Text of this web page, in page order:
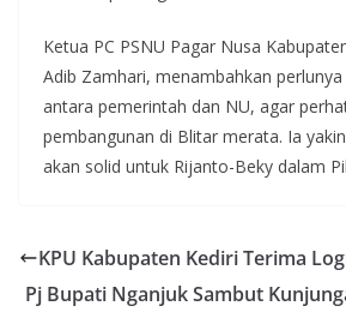
Ketua PC PSNU Pagar Nusa
Adib Zamhari, menambahkan
antara pemerintah dan NU, agar
pembangunan di Blitar merata. Ia
akan solid untuk Rijanto-Beky dalam
KPU Kabupaten Kediri Terima
Pj Bupati Nganjuk Sambut